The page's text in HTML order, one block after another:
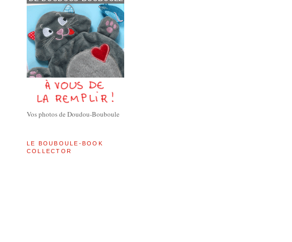
Vos photos de Doudou-Bouboule
LE BOUBOULE-BOOK
COLLECTOR